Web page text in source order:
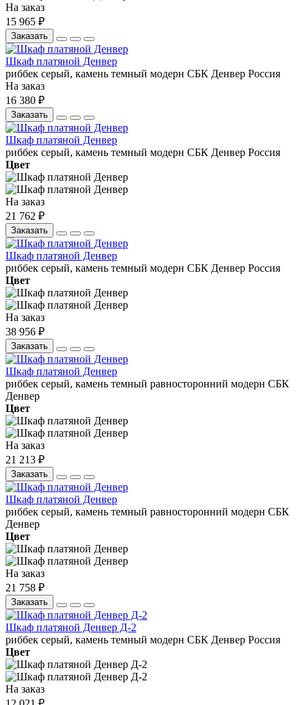
На заказ
15 965 ₽
Заказать
Шкаф платяной Денвер
риббек серый, камень темный модерн СБК Денвер Россия
На заказ
16 380 ₽
Заказать
Шкаф платяной Денвер
риббек серый, камень темный модерн СБК Денвер Россия
Цвет
На заказ
21 762 ₽
Заказать
Шкаф платяной Денвер
риббек серый, камень темный модерн СБК Денвер Россия
Цвет
На заказ
38 956 ₽
Заказать
Шкаф платяной Денвер
риббек серый, камень темный равносторонний модерн СБК
Денвер
Цвет
На заказ
21 213 ₽
Заказать
Шкаф платяной Денвер
риббек серый, камень темный равносторонний модерн СБК
Денвер
Цвет
На заказ
21 758 ₽
Заказать
Шкаф платяной Денвер Д-2
риббек серый, камень темный модерн СБК Денвер Россия
Цвет
На заказ